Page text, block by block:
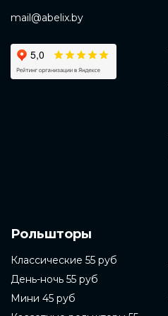
mail@abelix.by
Рольшторы
Классические 55 руб
День-ночь 55 руб
Мини 45 руб